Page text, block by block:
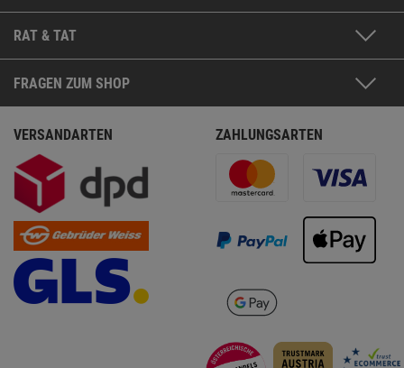
RAT & TAT
FRAGEN ZUM SHOP
VERSANDARTEN ZAHLUNGSARTEN